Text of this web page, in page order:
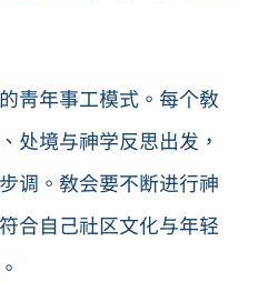
青年事工模式。每个教
处境与神学反思出发，
调。教会要不断进行神
合自己社区文化与年轻